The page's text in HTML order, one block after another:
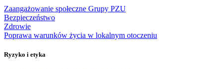
Zaangażowanie społeczne Grupy PZU
Bezpieczeństwo
Zdrowie
Poprawa warunków życia w lokalnym otoczeniu
Ryzyko i etyka